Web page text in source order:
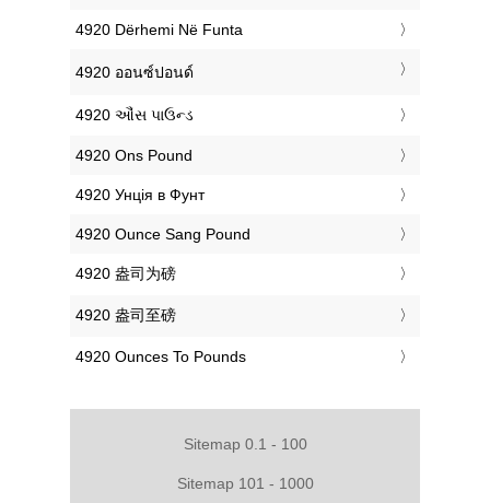
‎4920 Dërhemi Në Funta
‎4920 ออนซ์ปอนด์
‎4920 ઔંસ પાઉન્ડ
‎4920 Ons Pound
‎4920 Унція в Фунт
‎4920 Ounce Sang Pound
‎4920 盎司为磅
‎4920 盎司至磅
‎4920 Ounces To Pounds
Sitemap 0.1 - 100
Sitemap 101 - 1000